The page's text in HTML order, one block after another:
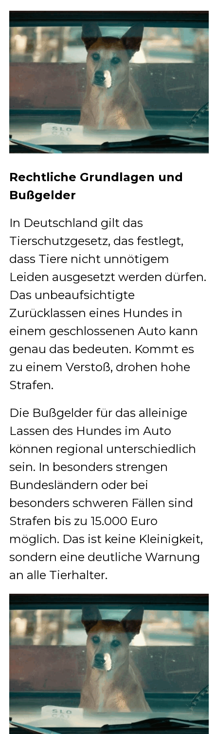
Rechtliche Grundlagen und
Bußgelder
In Deutschland gilt das
Tierschutzgesetz, das festlegt,
dass Tiere nicht unnötigem
Leiden ausgesetzt werden dürfen.
Das unbeaufsichtigte
Zurücklassen eines Hundes in
einem geschlossenen Auto kann
genau das bedeuten. Kommt es
zu einem Verstoß, drohen hohe
Strafen.
Die Bußgelder für das alleinige
Lassen des Hundes im Auto
können regional unterschiedlich
sein. In besonders strengen
Bundesländern oder bei
besonders schweren Fällen sind
Strafen bis zu 15.000 Euro
möglich. Das ist keine Kleinigkeit,
sondern eine deutliche Warnung
an alle Tierhalter.